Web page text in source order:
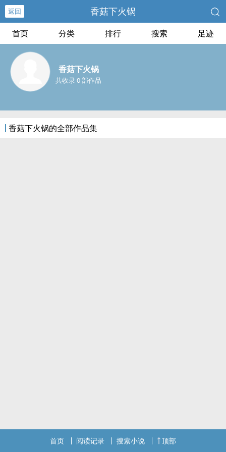
返回 香菇下火锅
首页 分类 排行 搜索 足迹
香菇下火锅
共收录 0 部作品
香菇下火锅的全部作品集
首页 阅读记录 搜索小说 顶部